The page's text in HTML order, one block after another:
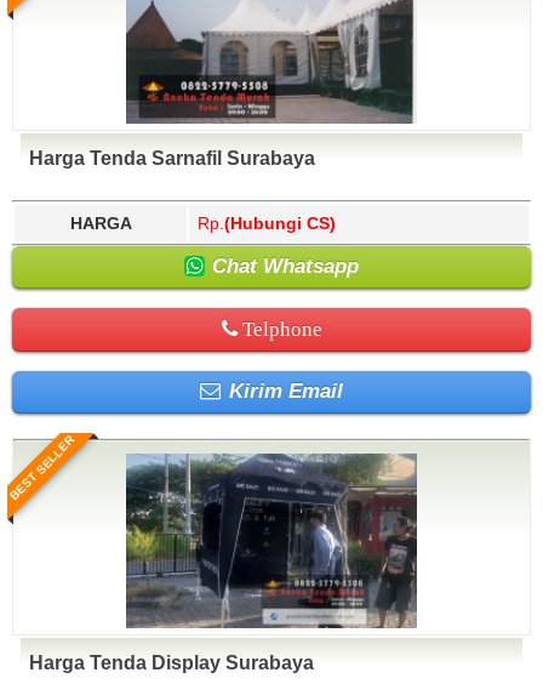
Harga Tenda Sarnafil Surabaya
HARGA Rp. (Hubungi CS)
Chat Whatsapp
Telphone
Kirim Email
BEST SELLER
Harga Tenda Display Surabaya